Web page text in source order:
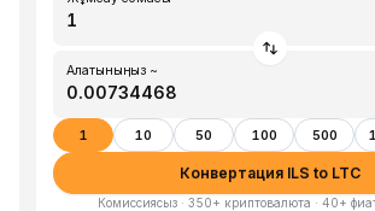
Алатыныңыз ~
1 10 50 100 500
Конвертация ILS to LTC
Комиссиясыз · 350+ криптовалюта · 40+